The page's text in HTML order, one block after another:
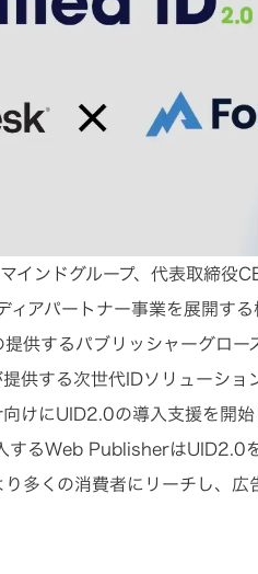
ンドグループ、代表取締役
アパートナー事業を展開する
供するパブリッシャーグロー
供する次世代IDソリューショ
にUID2.0の導入支援を開始
るWeb PublisherはUID2.0
多くの消費者にリーチし、